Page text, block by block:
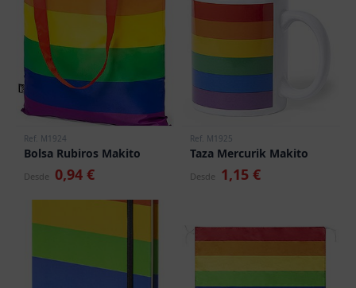
Ref. M1924
Bolsa Rubiros Makito
Desde 0,94 €
Ref. M1925
Taza Mercurik Makito
Desde 1,15 €